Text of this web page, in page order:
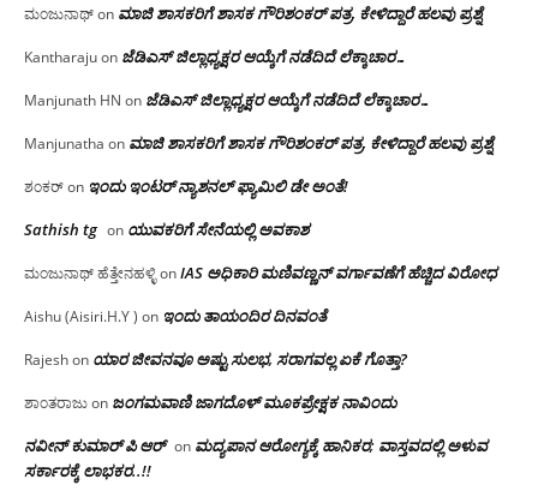
ಮಂಜುನಾಥ್on ಮಾಜಿ ಶಾಸಕರಿಗೆ ಶಾಸಕ ಗೌರಿಶಂಕರ್ ಪತ್ರ, ಕೇಳಿದ್ದಾರೆ ಹಲವು ಪ್ರಶ್ನೆ
Kantharajuon ಜೆಡಿಎಸ್ ಜಿಲ್ಲಾಧ್ಯಕ್ಷರ ಆಯ್ಕೆಗೆ ನಡೆದಿದೆ ಲೆಕ್ಕಾಚಾರ…
Manjunath HN on ಜೆಡಿಎಸ್ ಜಿಲ್ಲಾಧ್ಯಕ್ಷರ ಆಯ್ಕೆಗೆ ನಡೆದಿದೆ ಲೆಕ್ಕಾಚಾರ…
Manjunatha on ಮಾಜಿ ಶಾಸಕರಿಗೆ ಶಾಸಕ ಗೌರಿಶಂಕರ್ ಪತ್ರ, ಕೇಳಿದ್ದಾರೆ ಹಲವು ಪ್ರಶ್ನೆ
ಶಂಕರ್on ಇಂದು ಇಂಟರ್ ನ್ಯಾಶನಲ್ ಫ್ಯಾಮಿಲಿ ಡೇ ಅಂತೆ!
Sathish tg on ಯುವಕರಿಗೆ ಸೇನೆಯಲ್ಲಿ ಅವಕಾಶ
ಮಂಜುನಾಥ್ ಹೆತ್ತೇನಹಳ್ಳಿonIAS ಅಧಿಕಾರಿ ಮಣಿವಣ್ಣನ್ ವರ್ಗಾವಣೆಗೆ ಹೆಚ್ಚಿದ‌ ವಿರೋಧ
Aishu (Aisiri.H.Y ) on ಇಂದು ತಾಯಂದಿರ ದಿನವಂತೆ
Rajeshon ಯಾರ ಜೀವನವೂ ಅಷ್ಟು ಸುಲಭ, ಸರಾಗವಲ್ಲ ಏಕೆ ಗೊತ್ತಾ?
ಶಾಂತರಾಜುon ಜಂಗಮವಾಣಿ ಜಾಗದೊಳ್ ಮೂಕಪ್ರೇಕ್ಷಕ ನಾವಿಂದು
ನವೀನ್ ಕುಮಾರ್ ಪಿ ಆರ್ on ಮದ್ಯಪಾನ ಆರೋಗ್ಯಕ್ಕೆ ಹಾನಿಕರ; ವಾಸ್ತವದಲ್ಲಿ ಅಳುವ
ಸರ್ಕಾರಕ್ಕೆ ಲಾಭಕರ..!!